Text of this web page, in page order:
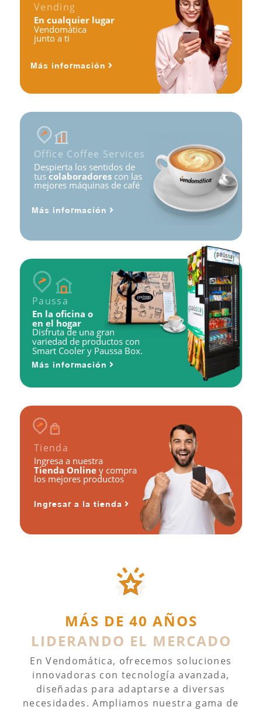
Vending
En cualquier lugar
Vendomática
junto a ti
Más información
Office Coffee Services
Despierta los sentidos de
tus colaboradores con las
mejores máquinas de café
Más información
Paussa
En la oficina o
en el hogar
Disfruta de una gran
variedad de productos con
Smart Cooler y Paussa Box.
Más información
Tienda
Ingresa a nuestra
Tienda Online y compra
los mejores productos
Ingresar a la tienda
MÁS DE 40 AÑOS
LIDERANDO EL MERCADO
En Vendomática, ofrecemos soluciones
innovadoras con tecnología avanzada,
diseñadas para adaptarse a diversas
necesidades. Ampliamos nuestra gama de